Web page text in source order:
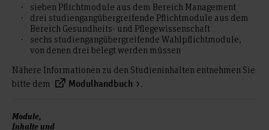
sieben Pflichtmodule aus dem Bereich Management
drei studiengangübergreifende Pflichtmodule aus dem
Bereich Gesundheits- und Pflegewissenschaft
sechs studiengangübergreifende Wahlpflichtmodule,
von denen drei belegt werden müssen
Nähere Informationen zu den Studieninhalten entnehmen Sie
bitte dem
Modulhandbuch .
Module,
Inhalte und